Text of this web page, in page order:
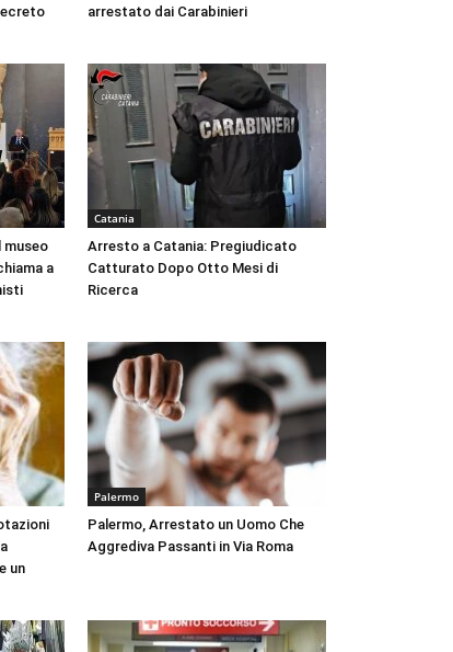
arrestato dai Carabinieri
museo
a
Catania
Arresto a Catania: Pregiudicato
Catturato Dopo Otto Mesi di
Ricerca
un
Palermo
Palermo, Arrestato un Uomo Che
Aggrediva Passanti in Via Roma